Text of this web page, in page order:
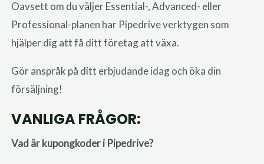
Oavsett om du väljer Essential-, Advanced- eller
Professional-planen har Pipedrive verktygen som
hjälper dig att få ditt företag att växa.
Gör anspråk på ditt erbjudande idag och öka din
försäljning!
VANLIGA FRÅGOR:
Vad är kupongkoder i Pipedrive?